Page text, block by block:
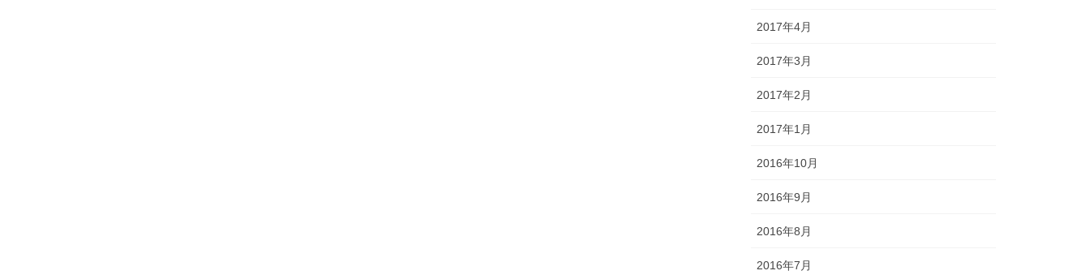
2017年4月
2017年3月
2017年2月
2017年1月
2016年10月
2016年9月
2016年8月
2016年7月